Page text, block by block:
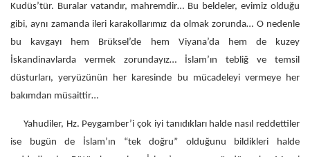
Kudüs’tür. Buralar vatandır, mahremdir… Bu beldeler, evimiz olduğu
gibi, aynı zamanda ileri karakollarımız da olmak zorunda… O nedenle
bu kavgayı hem Brüksel’de hem Viyana’da hem de kuzey
İskandinavlarda vermek zorundayız… İslam’ın tebliğ ve temsil
düsturları, yeryüzünün her karesinde bu mücadeleyi vermeye her
bakımdan müsaittir…
Yahudiler, Hz. Peygamber’i çok iyi tanıdıkları halde nasıl reddettiler
ise bugün de İslam’ın “tek doğru” olduğunu bildikleri halde